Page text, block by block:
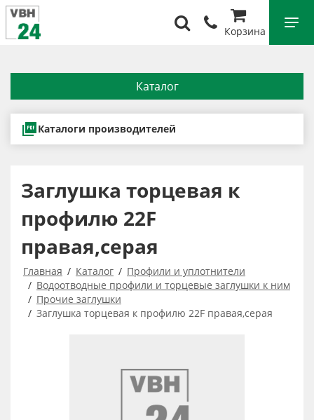
Корзина
Каталог
Каталоги производителей
Заглушка торцевая к
профилю 22F
правая,серая
Главная Каталог
Профили и уплотнители
Водоотводные профили и торцевые заглушки к ним
Прочие заглушки
Заглушка торцевая к профилю 22F правая,серая